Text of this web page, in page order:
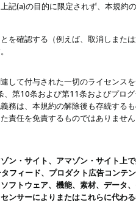
記(a)の目的に限定されず、本規
を確認する（例えば、取消しまた
して付与された一切のライセンス
第10条および第11条およびプロ
務は、本規約の解除後も存続する
責任を免責するものではありませ
ン・サイト、アマゾン・サイト上
ィード、プロダクト広告コンテ
フトウェア、機能、素材、データ
ンサーによりまたはこれらに代わ